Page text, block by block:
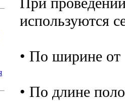
используются
• По ширине от
• По длине